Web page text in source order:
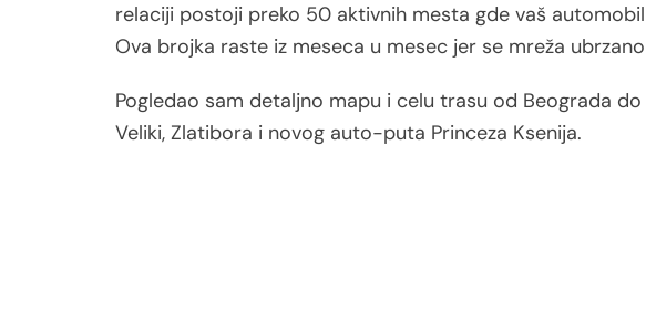
relaciji postoji preko 50 aktivnih mesta gde vaš
Ova brojka raste iz meseca u mesec jer se mreža
Pogledao sam detaljno mapu i celu trasu od Beograda
Veliki, Zlatibora i novog auto-puta Princeza Ksenija.